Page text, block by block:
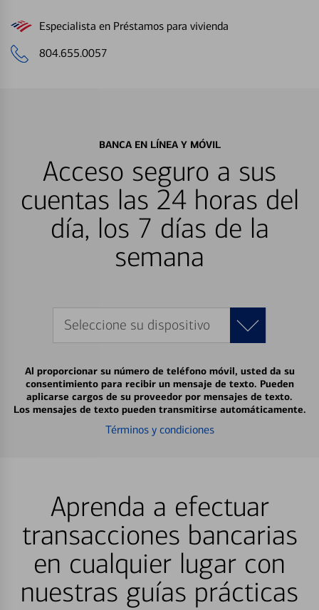
Especialista en Préstamos para vivienda
804.655.0057
BANCA EN LÍNEA Y MÓVIL
Acceso seguro a sus
cuentas las 24 horas del
día, los 7 días de la
semana
Seleccione su dispositivo
Al proporcionar su número de teléfono móvil, usted da su
consentimiento para recibir un mensaje de texto. Pueden
aplicarse cargos de su proveedor por mensajes de texto.
Los mensajes de texto pueden transmitirse automáticamente.
Términos y condiciones
Aprenda a efectuar
transacciones bancarias
en cualquier lugar con
nuestras guías prácticas